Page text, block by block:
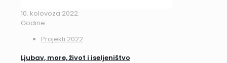
10. kolovoza 2022.
Godine
Projekti 2022
Ljubav, more, život i iseljeništvo